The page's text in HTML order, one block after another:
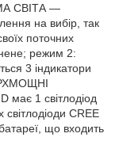
СВІТА —
на вибір, так
поточних
режим 2:
3 індикатори
має 1 світлодіод
CREE
що входить